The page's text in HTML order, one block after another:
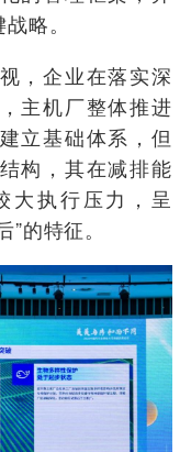
略。
，企业在落实深
主机厂整体推进
立基础体系，但
构，其在减排能
大执行压力，呈
的特征。